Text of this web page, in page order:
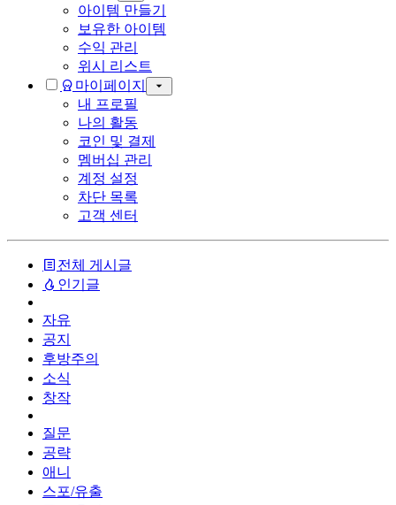
아이템 만들기
보유한 아이템
수익 관리
위시 리스트
마이페이지
내 프로필
나의 활동
코인 및 결제
멤버십 관리
계정 설정
차단 목록
고객 센터
전체 게시글
인기글
자유
공지
후방주의
소식
창작
질문
공략
애니
스포/유출